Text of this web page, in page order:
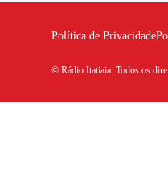
Política de Privacidade
© Rádio Itatiaia. Todos os